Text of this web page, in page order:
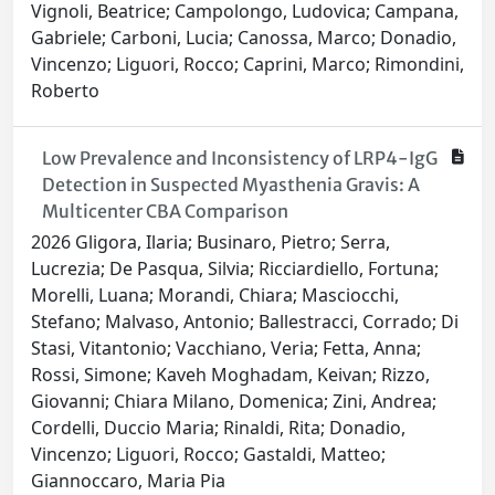
Vignoli, Beatrice; Campolongo, Ludovica; Campana,
Gabriele; Carboni, Lucia; Canossa, Marco; Donadio,
Vincenzo; Liguori, Rocco; Caprini, Marco; Rimondini,
Roberto
Low Prevalence and Inconsistency of LRP4-IgG
Detection in Suspected Myasthenia Gravis: A
Multicenter CBA Comparison
2026 Gligora, Ilaria; Businaro, Pietro; Serra,
Lucrezia; De Pasqua, Silvia; Ricciardiello, Fortuna;
Morelli, Luana; Morandi, Chiara; Masciocchi,
Stefano; Malvaso, Antonio; Ballestracci, Corrado; Di
Stasi, Vitantonio; Vacchiano, Veria; Fetta, Anna;
Rossi, Simone; Kaveh Moghadam, Keivan; Rizzo,
Giovanni; Chiara Milano, Domenica; Zini, Andrea;
Cordelli, Duccio Maria; Rinaldi, Rita; Donadio,
Vincenzo; Liguori, Rocco; Gastaldi, Matteo;
Giannoccaro, Maria Pia